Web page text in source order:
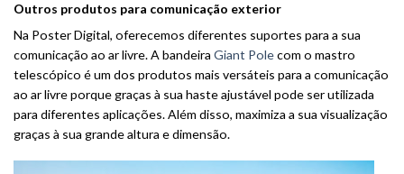
Outros produtos para comunicação exterior
Na Poster Digital, oferecemos diferentes suportes para a sua
comunicação ao ar livre. A bandeira Giant Polecom o mastro
telescópico é um dos produtos mais versáteis para a comunicação
ao ar livre porque graças à sua haste ajustável pode ser utilizada
para diferentes aplicações. Além disso, maximiza a sua visualização
graças à sua grande altura e dimensão.